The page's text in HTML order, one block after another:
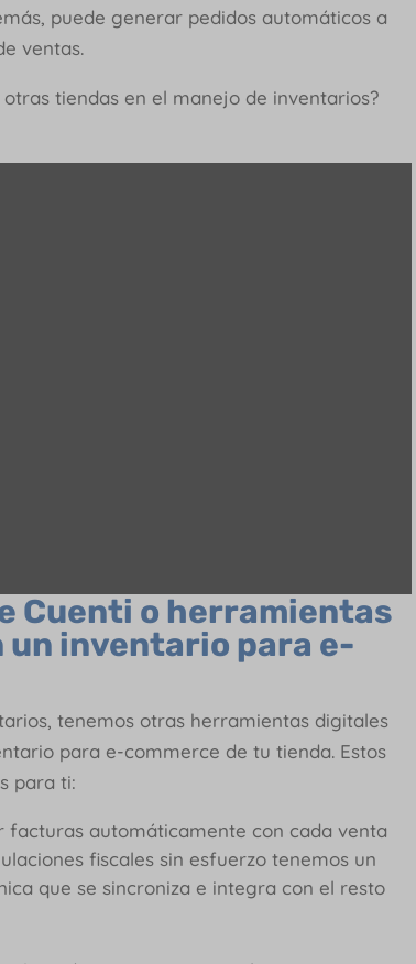
puede generar pedidos automáticos a
ventas.
tiendas en el manejo de inventarios?
Cuenti o herramientas
inventario para e-
tenemos otras herramientas digitales
para e-commerce de tu tienda. Estos
para ti:
facturas automáticamente con cada venta
fiscales sin esfuerzo tenemos un
que se sincroniza e integra con el resto